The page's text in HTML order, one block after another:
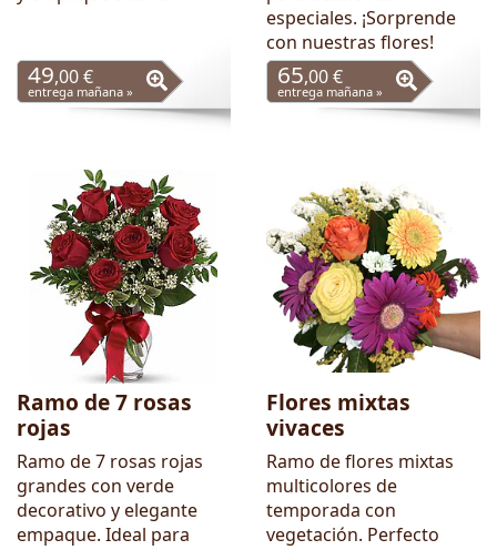
49,00 €
entrega mañana »
especiales. ¡Sorprende
con nuestras flores!
65,00 €
entrega mañana »
Ramo de 7 rosas
rojas
Ramo de 7 rosas rojas
grandes con verde
decorativo y elegante
empaque. Ideal para
Flores mixtas
vivaces
Ramo de flores mixtas
multicolores de
temporada con
vegetación. Perfecto